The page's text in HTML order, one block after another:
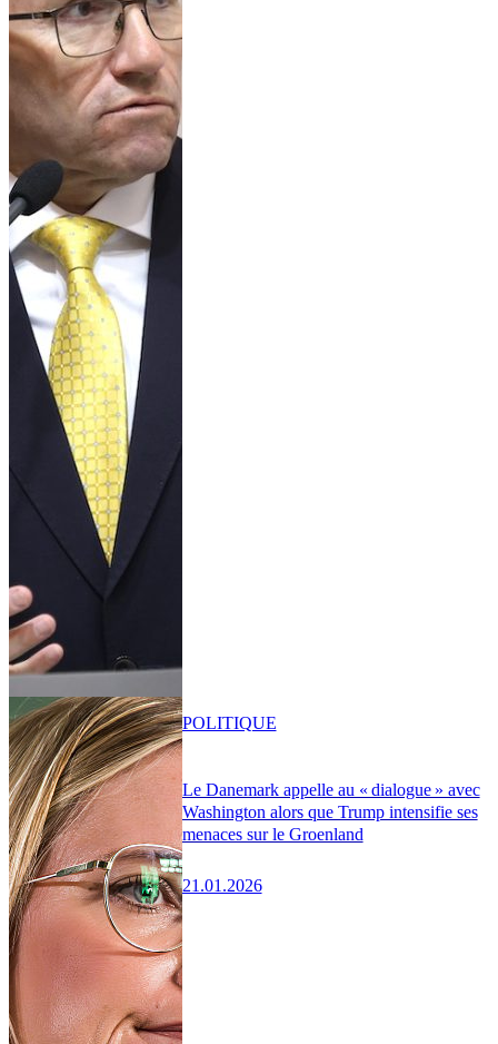
Le Danemark appelle au « dialogue » avec
Washington alors que Trump intensifie ses
menaces sur le Groenland
21.01.2026
POLITIQUE